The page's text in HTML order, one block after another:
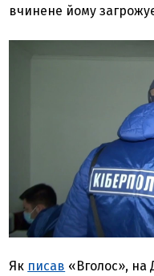
вчинене йому
Як писав «Вголос», на